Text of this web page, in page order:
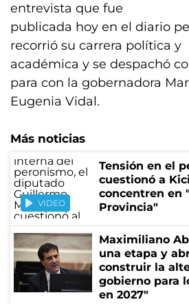
entrevista que fue
publicada hoy en el diario
recorrió su carrera política y
académica y se despachó
para con la gobernadora
Eugenia Vidal.
Más noticias
VIDEO
Tensión en el
cuestionó a
concentren en
Provincia"
Maximiliano
una etapa y
construir la
gobierno para
en 2027"